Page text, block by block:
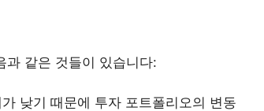
과 같은 것들이 있습니다:
낮기 때문에 투자 포트폴리오의 변동